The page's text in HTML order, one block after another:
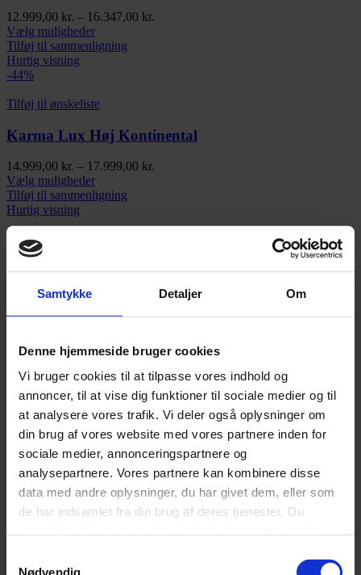
Samtykke Detaljer Om
Denne hjemmeside bruger cookies
Vi bruger cookies til at tilpasse vores indhold og
annoncer, til at vise dig funktioner til sociale medier og til
at analysere vores trafik. Vi deler også oplysninger om
din brug af vores website med vores partnere inden for
sociale medier, annonceringspartnere og
analysepartnere. Vores partnere kan kombinere disse
data med andre oplysninger, du har givet dem, eller som
de har indsamlet fra din brug af deres tjenester. Du
Nødvendig
12.999,00 kr. – 16.347,00 kr.
Vælg mulighederDette
vare
Mulighederne
vælges
på
varesiden
Tilføj til sammenligning
Hurtig visning
-44%
Tilføj til ønskeliste
Karma Lux Høj Kontinental
14.999,00 kr. – 17.999,00 kr.
Vælg mulighederDette
vare
flere
Tilføj til sammenligning
Hurtig visning
Tilføj til ønskeliste
Elegance 6000 Elevationsseng med madras
20.999,00kr. – 24.999,00
Prisinterval:
20.999,00 kr.
24.999,00 kr.
Vælg mulighederDette
flere
varianter.
Mulighederne
kan
vælges
på
Hurtig visning
-39%
Tilføj til ønskeliste
KARMA LUX Box Elevation
23.998,00 kr. – 27.695,00kr.Prisinterval:
23.998,00 kr.
til
27.695,00 kr.
Vælg muligheder
vare
har
flere
Mulighederne
Tilføj til sammenligning
Hurtig visning